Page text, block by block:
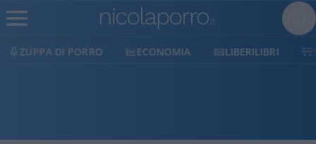
ECONOMIA LIBERILIBRI SHOP SOSTIENICI